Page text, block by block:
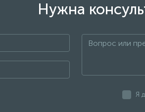
Нужна
Я